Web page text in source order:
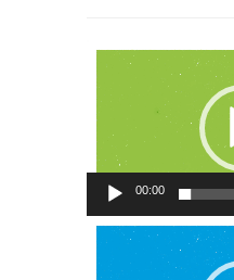
Lecteur
vidéo
00:00
Lecteur
vidéo